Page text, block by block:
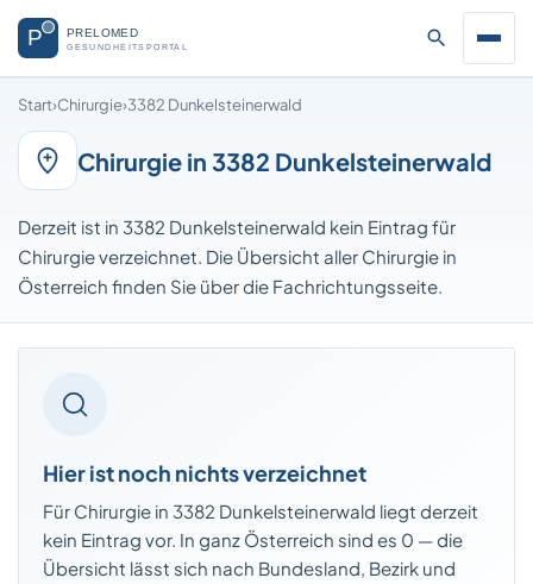
Start›Chirurgie›3382 Dunkelsteinerwald
Chirurgie in 3382 Dunkelsteinerwald
Derzeit ist in 3382 Dunkelsteinerwald kein Eintrag für
Chirurgie verzeichnet. Die Übersicht aller Chirurgie in
Österreich finden Sie über die Fachrichtungsseite.
Hier ist noch nichts verzeichnet
Für Chirurgie in 3382 Dunkelsteinerwald liegt derzeit
kein Eintrag vor. In ganz Österreich sind es 0 — die
Übersicht lässt sich nach Bundesland, Bezirk und